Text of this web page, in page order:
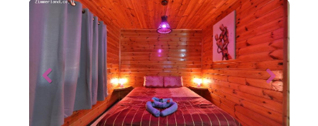
חדרים לפי שעה בחוסן
חדרים לפי שעה בחוף סיאסטה ביאנקיני
חדרים לפי שעה בחופית
חדרים לפי שעה בחזון
חדרים לפי שעה בחיפ